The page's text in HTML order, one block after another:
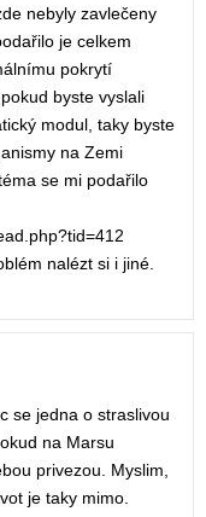
nebyly zavlečeny
je celkem
pokrytí
byste vyslali
modul, taky byste
na Zemi
se mi podařilo
nalézt si i jiné.
se jedna o straslivou
na Marsu
privezou. Myslim,
je taky mimo.